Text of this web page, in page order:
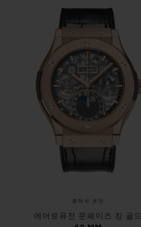
클래식 퓨전
에어로퓨전 문페이즈 킹 골드